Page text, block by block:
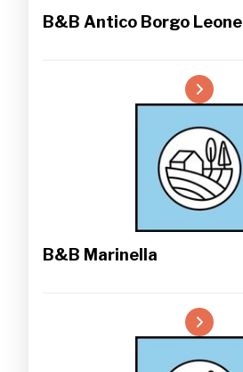
B&B Antico Borgo Leone
B&B Marinella